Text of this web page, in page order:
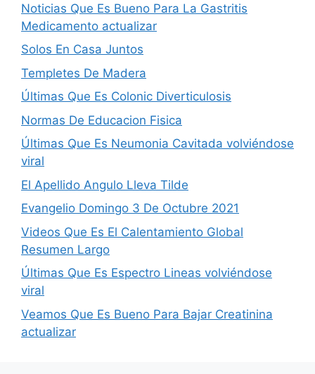
Noticias Que Es Bueno Para La Gastritis
Medicamento actualizar
Solos En Casa Juntos
Templetes De Madera
Últimas Que Es Colonic Diverticulosis
Normas De Educacion Fisica
Últimas Que Es Neumonia Cavitada volviéndose
viral
El Apellido Angulo Lleva Tilde
Evangelio Domingo 3 De Octubre 2021
Videos Que Es El Calentamiento Global
Resumen Largo
Últimas Que Es Espectro Lineas volviéndose
viral
Veamos Que Es Bueno Para Bajar Creatinina
actualizar